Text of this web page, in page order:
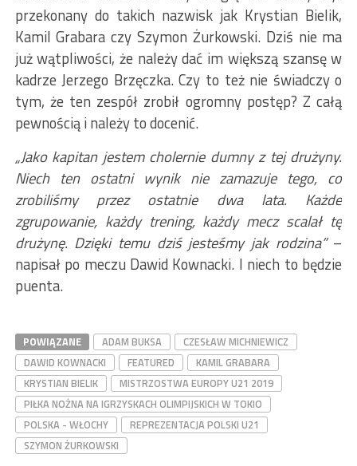
przekonany do takich nazwisk jak Krystian Bielik,
Kamil Grabara czy Szymon Żurkowski. Dziś nie ma
już wątpliwości, że należy dać im większą szansę w
kadrze Jerzego Brzęczka. Czy to też nie świadczy o
tym, że ten zespół zrobił ogromny postęp? Z całą
pewnością i należy to docenić.
„Jako kapitan jestem cholernie dumny z tej drużyny.
Niech ten ostatni wynik nie zamazuje tego, co
zrobiliśmy przez ostatnie dwa lata. Każde
zgrupowanie, każdy trening, każdy mecz scalał tę
drużynę. Dzięki temu dziś jesteśmy jak rodzina”–
napisał po meczu Dawid Kownacki. I niech to będzie
puenta.
POWIĄZANE ADAM BUKSA
CZESŁAW MICHNIEWICZ
DAWID KOWNACKI
FEATURED
KAMIL GRABARA
KRYSTIAN BIELIK
MISTRZOSTWA EUROPY U21 2019
PIŁKA NOŻNA NA IGRZYSKACH OLIMPIJSKICH W TOKIO
POLSKA - WŁOCHY
REPREZENTACJA POLSKI U21
SZYMON ŻURKOWSKI